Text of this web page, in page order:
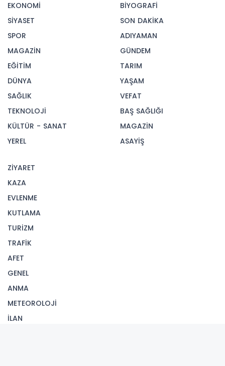
EKONOMİ
SİYASET
SPOR
MAGAZİN
EĞİTİM
DÜNYA
SAĞLIK
TEKNOLOJİ
KÜLTÜR - SANAT
YEREL
BİYOGRAFİ
SON DAKİKA
ADIYAMAN
GÜNDEM
TARIM
YAŞAM
VEFAT
BAŞ SAĞLIĞI
MAGAZİN
ASAYİŞ
ZİYARET
KAZA
EVLENME
KUTLAMA
TURİZM
TRAFİK
AFET
GENEL
ANMA
METEOROLOJİ
İLAN